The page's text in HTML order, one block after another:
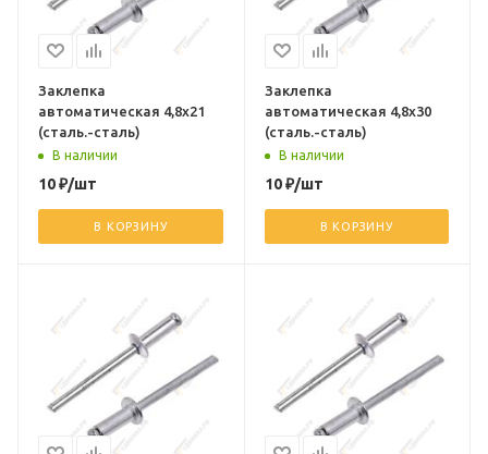
Заклепка
автоматическая 4,8х21
(сталь.-сталь)
В наличии
10₽/шт
В КОРЗИНУ
Заклепка
автоматическая 4,8х30
(сталь.-сталь)
В наличии
10₽/шт
В КОРЗИНУ